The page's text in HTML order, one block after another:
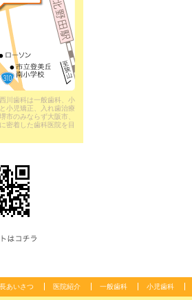
川歯科は一般歯科、小
小児矯正、入れ歯治療
市のみならず大阪市、
密着した歯科医院を目
あいさつ 医院紹介 一般歯科 小児歯科